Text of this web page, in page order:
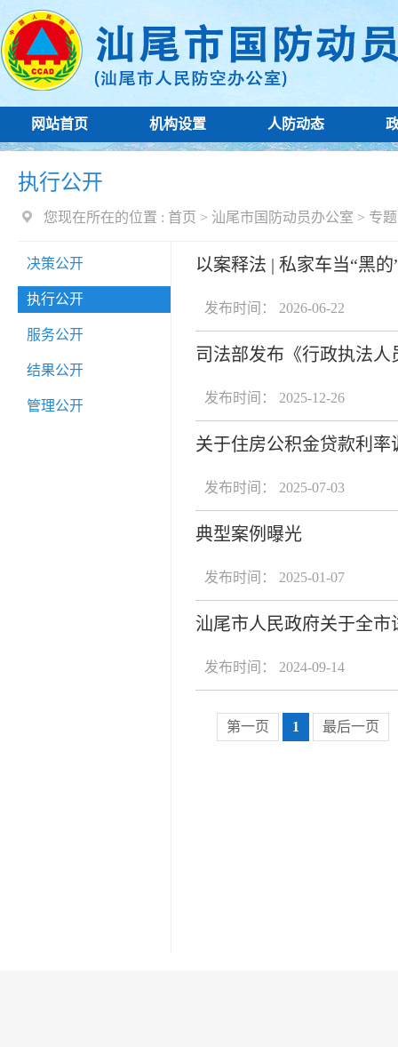
网站首页 机构设置 人防动态
执行公开
您现在所在的位置 : 首页 > 汕尾市国防动员办公室 > 专
决策公开
执行公开
服务公开
结果公开
管理公开
以案释法 | 私家车当“黑
发布时间： 2026-06-22
司法部发布《行政执法人
发布时间： 2025-12-26
关于住房公积金贷款利率
发布时间： 2025-07-03
典型案例曝光
发布时间： 2025-01-07
汕尾市人民政府关于全
发布时间： 2024-09-14
第一页 1 最后一页